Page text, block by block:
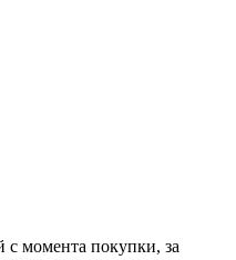
с момента покупки, за